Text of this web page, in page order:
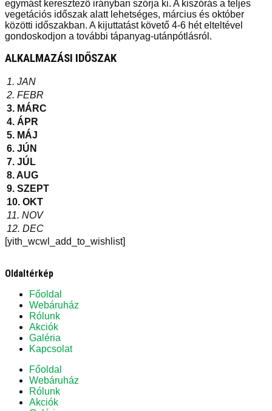
egymást keresztező irányban szórja ki. A kiszórás a teljes
vegetációs időszak alatt lehetséges, március és október
közötti időszakban. A kijuttatást követő 4-6 hét elteltével
gondoskodjon a további tápanyag-utánpótlásról.
ALKALMAZÁSI IDŐSZAK
1. JAN
2. FEBR
3. MÁRC
4. ÁPR
5. MÁJ
6. JÚN
7. JÚL
8. AUG
9. SZEPT
10. OKT
11. NOV
12. DEC
[yith_wcwl_add_to_wishlist]
Oldaltérkép
Főoldal
Webáruház
Rólunk
Akciók
Galéria
Kapcsolat
Főoldal
Webáruház
Rólunk
Akciók